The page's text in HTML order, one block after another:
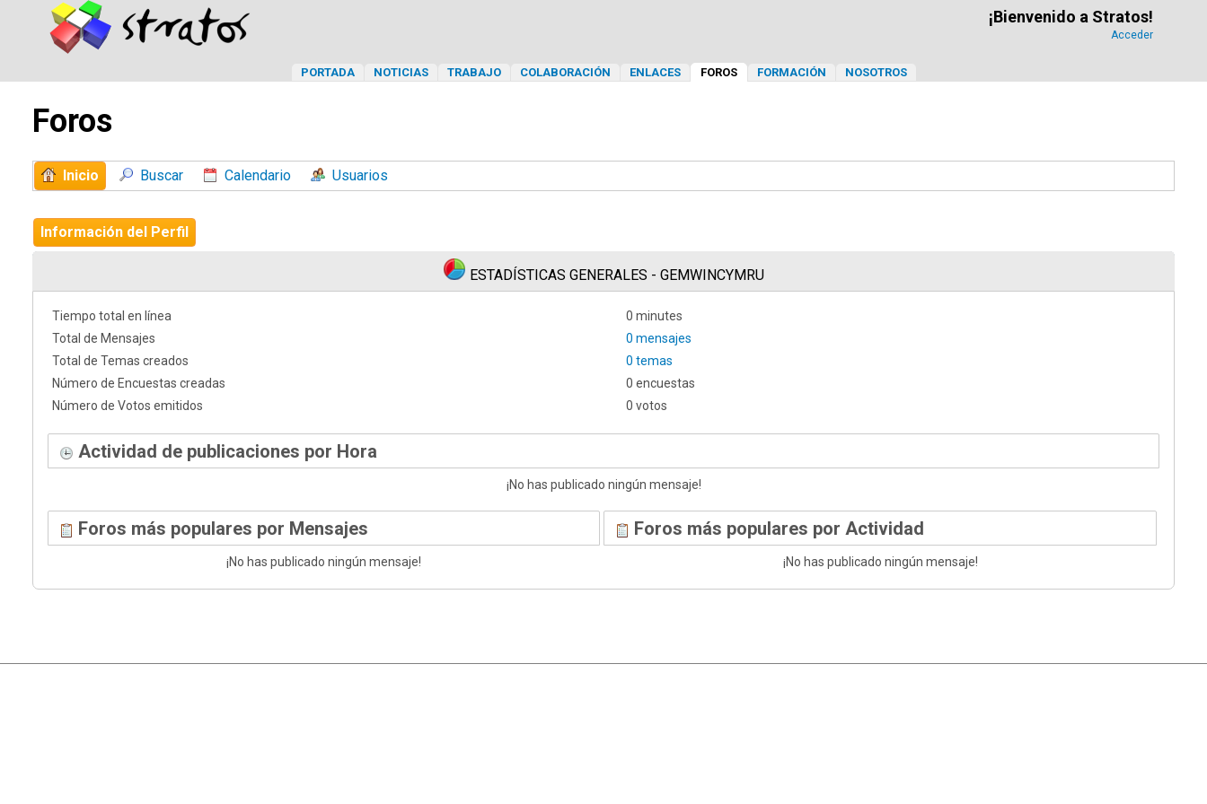
¡Bienvenido a Stratos!
Acceder
PORTADA NOTICIAS TRABAJO COLABORACIÓN ENLACES FOROS FORMACIÓN NOSOTROS
Foros
Inicio Buscar Calendario Usuarios
Información del Perfil
ESTADÍSTICAS GENERALES - GEMWINCYMRU
Tiempo total en línea
0 minutes
Total de Mensajes
0 mensajes
Total de Temas creados
0 temas
Número de Encuestas creadas
0 encuestas
Número de Votos emitidos
0 votos
Actividad de publicaciones por Hora
¡No has publicado ningún mensaje!
Foros más populares por Mensajes
¡No has publicado ningún mensaje!
Foros más populares por Actividad
¡No has publicado ningún mensaje!